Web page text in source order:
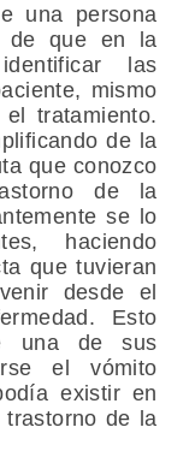
una persona
de que en la
las
mismo
tratamiento.
de la
que conozco
de la
se lo
haciendo
que tuvieran
desde el
Esto
una de sus
el vómito
existir en
de la